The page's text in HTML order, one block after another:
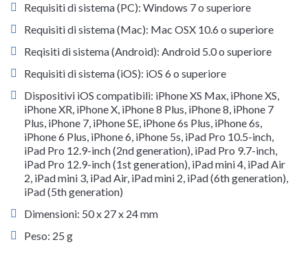
Requisiti di sistema (PC): Windows 7 o superiore
Requisiti di sistema (Mac): Mac OSX 10.6 o superiore
Reqisiti di sistema (Android): Android 5.0 o superiore
Requisiti di sistema (iOS): iOS 6 o superiore
Dispositivi iOS compatibili: iPhone XS Max, iPhone XS,
iPhone XR, iPhone X, iPhone 8 Plus, iPhone 8, iPhone 7
Plus, iPhone 7, iPhone SE, iPhone 6s Plus, iPhone 6s,
iPhone 6 Plus, iPhone 6, iPhone 5s, iPad Pro 10.5-inch,
iPad Pro 12.9-inch (2nd generation), iPad Pro 9.7-inch,
iPad Pro 12.9-inch (1st generation), iPad mini 4, iPad Air
2, iPad mini 3, iPad Air, iPad mini 2, iPad (6th generation),
iPad (5th generation)
Dimensioni: 50 x 27 x 24 mm
Peso: 25 g